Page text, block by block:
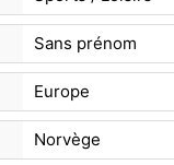
Sans prénom
Europe
Norvège